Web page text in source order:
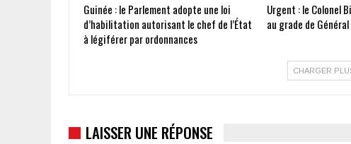
Guinée : le Parlement adopte une loi
d’habilitation autorisant le chef de l’État
à légiférer par ordonnances
Urgent : le Colonel
au grade de
CHARGER
LAISSER UNE RÉPONSE